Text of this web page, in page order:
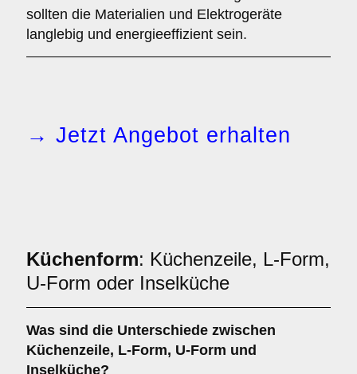
sollten die Materialien und Elektrogeräte
langlebig und energieeffizient sein.
→ Jetzt Angebot erhalten
Küchenform: Küchenzeile, L-Form,
U-Form oder Inselküche
Was sind die Unterschiede zwischen
Küchenzeile, L-Form, U-Form und
Inselküche?